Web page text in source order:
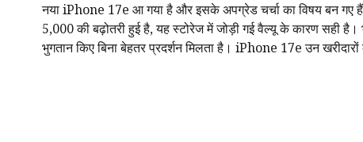
नया iPhone 17e आ गया है और इसके अपग्रेड चर्चा का विषय बन
₹5,000 की बढ़ोतरी हुई है, यह स्टोरेज में जोड़ी गई वैल्यू के कारण सही
भुगतान किए बिना बेहतर प्रदर्शन मिलता है। iPhone 17e उन